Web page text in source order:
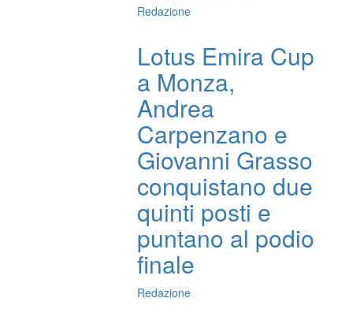
Redazione
Lotus Emira Cup
a Monza,
Andrea
Carpenzano e
Giovanni Grasso
conquistano due
quinti posti e
puntano al podio
finale
Redazione